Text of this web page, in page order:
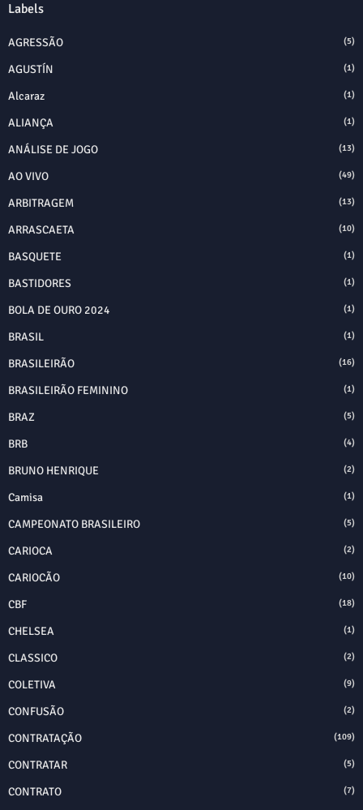
Labels
AGRESSÃO (5)
AGUSTÍN (1)
Alcaraz (1)
ALIANÇA (1)
ANÁLISE DE JOGO (13)
AO VIVO (49)
ARBITRAGEM (13)
ARRASCAETA (10)
BASQUETE (1)
BASTIDORES (1)
BOLA DE OURO 2024 (1)
BRASIL (1)
BRASILEIRÃO (16)
BRASILEIRÃO FEMININO (1)
BRAZ (5)
BRB (4)
BRUNO HENRIQUE (2)
Camisa (1)
CAMPEONATO BRASILEIRO (5)
CARIOCA (2)
CARIOCÃO (10)
CBF (18)
CHELSEA (1)
CLASSICO (2)
COLETIVA (9)
CONFUSÃO (2)
CONTRATAÇÃO (109)
CONTRATAR (5)
CONTRATO (7)